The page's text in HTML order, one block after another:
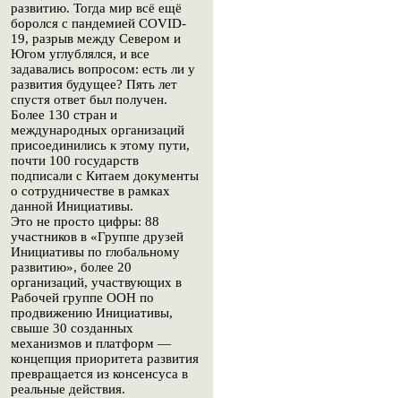
развитию. Тогда мир всё ещё
боролся с пандемией COVID-
19, разрыв между Севером и
Югом углублялся, и все
задавались вопросом: есть ли у
развития будущее? Пять лет
спустя ответ был получен.
Более 130 стран и
международных организаций
присоединились к этому пути,
почти 100 государств
подписали с Китаем документы
о сотрудничестве в рамках
данной Инициативы.
Это не просто цифры: 88
участников в «Группе друзей
Инициативы по глобальному
развитию», более 20
организаций, участвующих в
Рабочей группе ООН по
продвижению Инициативы,
свыше 30 созданных
механизмов и платформ —
концепция приоритета развития
превращается из консенсуса в
реальные действия.